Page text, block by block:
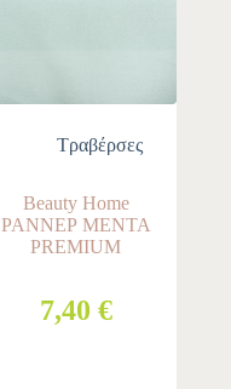
Τραβέρσες
Beauty Home
ΡΑΝΝΕΡ ΜΕΝΤΑ
PREMIUM
7,40 €